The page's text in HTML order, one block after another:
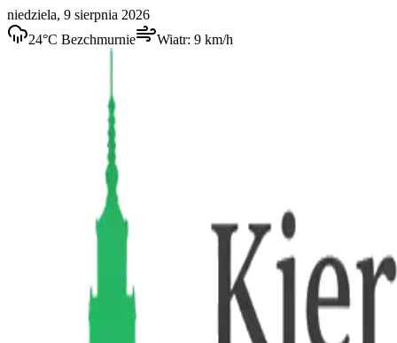
niedziela, 9 sierpnia 2026
24°C Bezchmurnie Wiatr: 9 km/h